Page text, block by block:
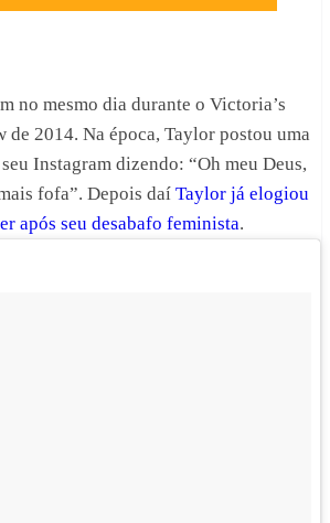
no mesmo dia durante o Victoria’s
de 2014. Na época, Taylor postou uma
Instagram dizendo: “Oh meu Deus,
fofa”. Depois daí Taylor já elogiou
após seu desabafo feminista.